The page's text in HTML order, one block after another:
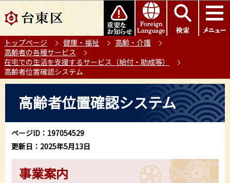
の
ー
ジ
の
先
す
このページの本文へ移動
トップページ 健康・福祉
高齢・介護
高齢者の各種サービス
在宅での生活を支援するサービス（給付・助成等）
高齢者位置確認システム
か
高齢者位置確認システム
ページID：197054529
更新日：2025年5月13日
事業案内